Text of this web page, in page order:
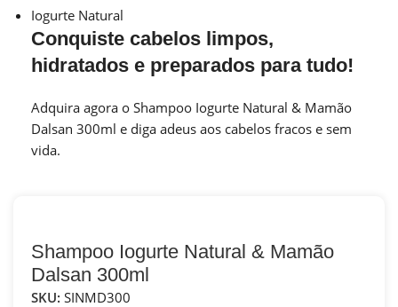
Iogurte Natural
Conquiste cabelos limpos,
hidratados e preparados para tudo!
Adquira agora o Shampoo Iogurte Natural & Mamão
Dalsan 300ml e diga adeus aos cabelos fracos e sem
vida.
Shampoo Iogurte Natural & Mamão
Dalsan 300ml
SKU: SINMD300